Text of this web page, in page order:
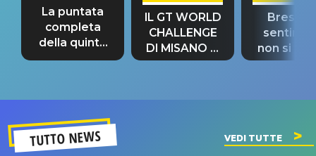
La puntata
completa
della quinta
tappa
IL GT WORLD
CHALLENGE
DI MISANO si
riconferma
Bresh:
non si
fino alla
TUTTO NEWS VEDI TUTTE